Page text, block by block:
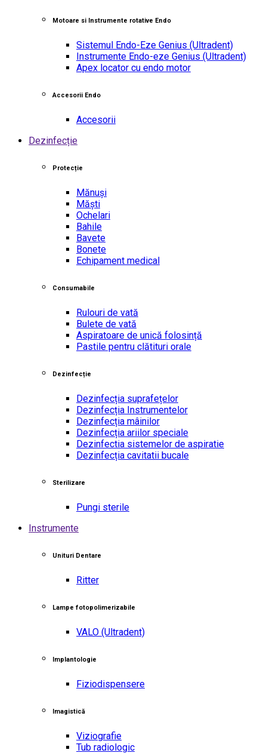
Motoare si Instrumente rotative Endo
Sistemul Endo-Eze Genius (Ultradent)
Instrumente Endo-eze Genius (Ultradent)
Apex locator cu endo motor
Accesorii Endo
Accesorii
Dezinfecție
Protecție
Mănuși
Măști
Ochelari
Bahile
Bavete
Bonete
Echipament medical
Consumabile
Rulouri de vată
Bulete de vată
Aspiratoare de unică folosință
Pastile pentru clătituri orale
Dezinfecție
Dezinfecția suprafețelor
Dezinfecția Instrumentelor
Dezinfecția mâinilor
Dezinfecția ariilor speciale
Dezinfectia sistemelor de aspiratie
Dezinfecția cavitatii bucale
Sterilizare
Pungi sterile
Instrumente
Unituri Dentare
Ritter
Lampe fotopolimerizabile
VALO (Ultradent)
Implantologie
Fiziodispensere
Imagistică
Viziografie
Tub radiologic